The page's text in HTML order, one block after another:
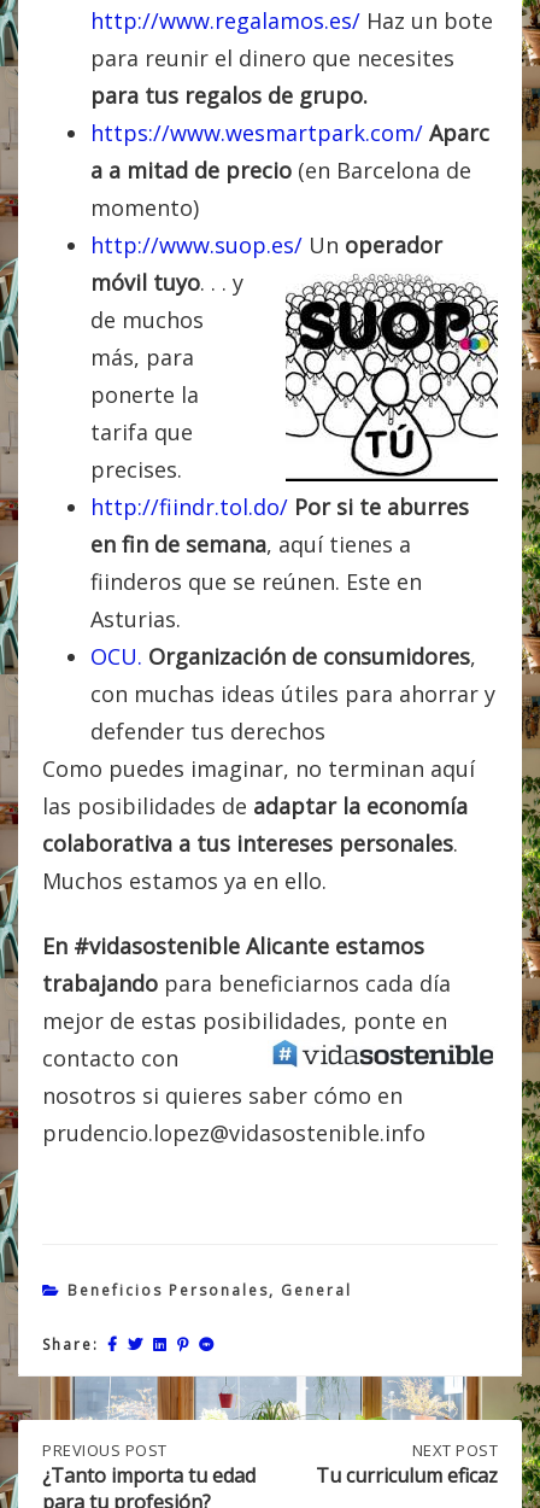
http://www.regalamos.es/ Haz un bote
para reunir el dinero que necesites
para tus regalos de grupo.
https://www.wesmartpark.com/ Aparc
a a mitad de precio (en Barcelona de
momento)
http://www.suop.es/ Un operador
móvil tuyo. . . y
de muchos
más, para
ponerte la
tarifa que
precises.
http://fiindr.tol.do/ Por si te aburres
en fin de semana, aquí tienes a
fiinderos que se reúnen. Este en
Asturias.
OCU. Organización de consumidores,
con muchas ideas útiles para ahorrar y
defender tus derechos
Como puedes imaginar, no terminan aquí
las posibilidades de adaptar la economía
colaborativa a tus intereses personales.
Muchos estamos ya en ello.
En #vidasostenible Alicante estamos
trabajando para beneficiarnos cada día
mejor de estas posibilidades, ponte en
contacto con
nosotros si quieres saber cómo en
prudencio.lopez@vidasostenible.info
Beneficios Personales, General
Share:
Post
PREVIOUS
POST:
¿TANTO
PREVIOUS POST
¿Tanto importa tu edad
para tu profesión?
POST:
NEXT POST
Tu curriculum eficaz